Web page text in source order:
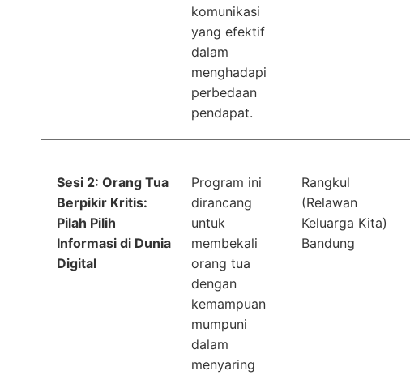
komunikasi
yang efektif
dalam
menghadapi
perbedaan
pendapat.
Sesi 2: Orang Tua
Berpikir Kritis:
Pilah Pilih
Informasi di Dunia
Digital
Program ini
dirancang
untuk
membekali
orang tua
dengan
kemampuan
mumpuni
dalam
menyaring
Rangkul
(Relawan
Keluarga Kita)
Bandung